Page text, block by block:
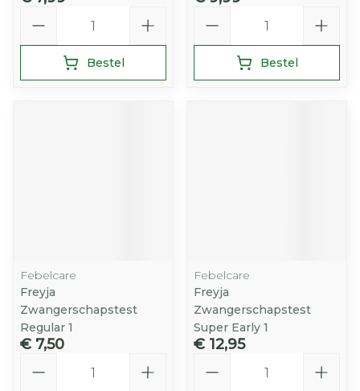
Bestel Bestel
Febelcare
Freyja
Zwangerschapstest
Regular 1
€ 7,50
Febelcare
Freyja
Zwangerschapstest
Super Early 1
€ 12,95